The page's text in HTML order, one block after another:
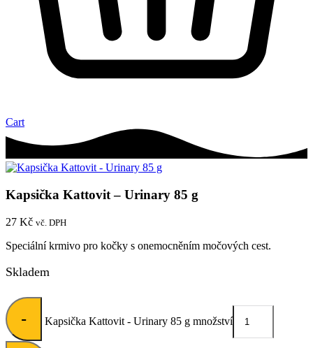
Cart
Kapsička Kattovit – Urinary 85 g
27 Kč vč. DPH
Speciální krmivo pro kočky s onemocněním močových cest.
Skladem
- Kapsička Kattovit - Urinary 85 g množství